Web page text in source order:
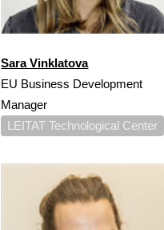
Sara Vinklatova
EU Business Development
Manager
LEITAT Technological Center